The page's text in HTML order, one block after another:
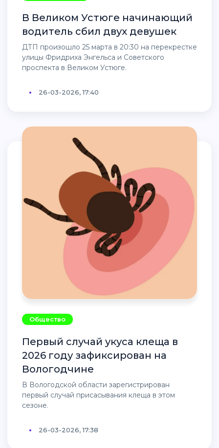
В Великом Устюге начинающий
водитель сбил двух девушек
ДТП произошло 25 марта в 20:30 на перекрестке
улицы Фридриха Энгельса и Советского
проспекта в Великом Устюге.
26-03-2026, 17:40
Общество
Первый случай укуса клеща в
2026 году зафиксирован на
Вологодчине
В Вологодской области зарегистрирован
первый случай присасывания клеща в этом
сезоне.
26-03-2026, 17:38